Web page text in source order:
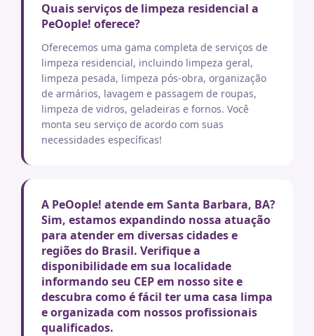
Quais serviços de limpeza residencial a
PeOople! oferece?
Oferecemos uma gama completa de serviços de
limpeza residencial, incluindo limpeza geral,
limpeza pesada, limpeza pós-obra, organização
de armários, lavagem e passagem de roupas,
limpeza de vidros, geladeiras e fornos. Você
monta seu serviço de acordo com suas
necessidades específicas!
A PeOople! atende em Santa Barbara, BA?
Sim, estamos expandindo nossa atuação
para atender em diversas cidades e
regiões do Brasil. Verifique a
disponibilidade em sua localidade
informando seu CEP em nosso site e
descubra como é fácil ter uma casa limpa
e organizada com nossos profissionais
qualificados.